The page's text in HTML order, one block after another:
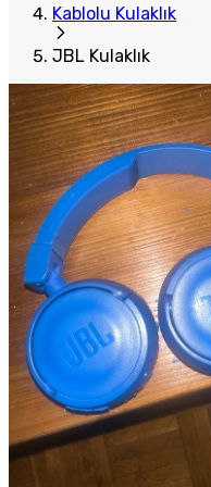
Kablolu Kulaklık
JBL Kulaklık